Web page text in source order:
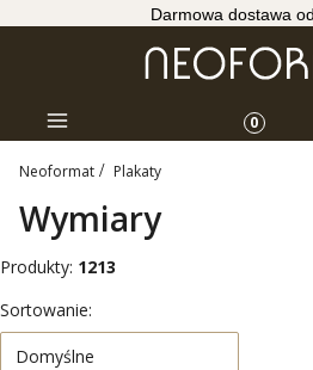
Darmowa dostawa
Menu 0
Neoformat Plakaty
Wymiary
Produkty: 1213
Lista produktów
Sortowanie:
Domyślne